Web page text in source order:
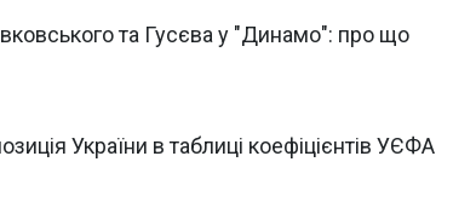
та Гусєва у "Динамо": про що
України в таблиці коефіцієнтів УЄФА